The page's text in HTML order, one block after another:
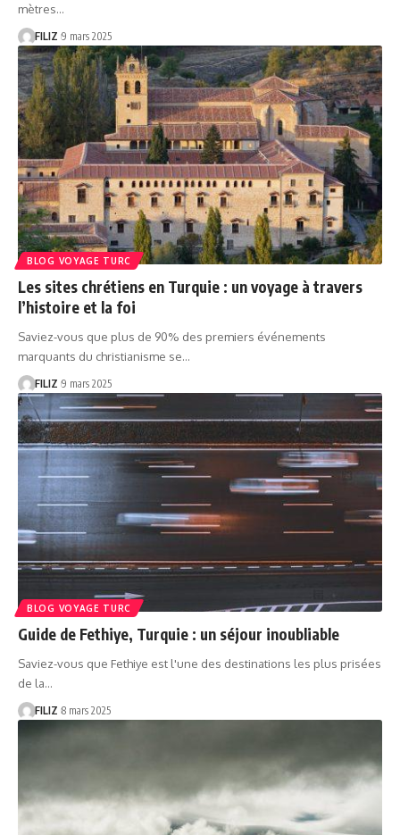
mètres…
FILIZ 9 mars 2025
BLOG VOYAGE TURC
Les sites chrétiens en Turquie : un voyage à travers
l’histoire et la foi
Saviez-vous que plus de 90% des premiers événements
marquants du christianisme se…
FILIZ 9 mars 2025
BLOG VOYAGE TURC
Guide de Fethiye, Turquie : un séjour inoubliable
Saviez-vous que Fethiye est l'une des destinations les plus prisées
de la…
FILIZ 8 mars 2025